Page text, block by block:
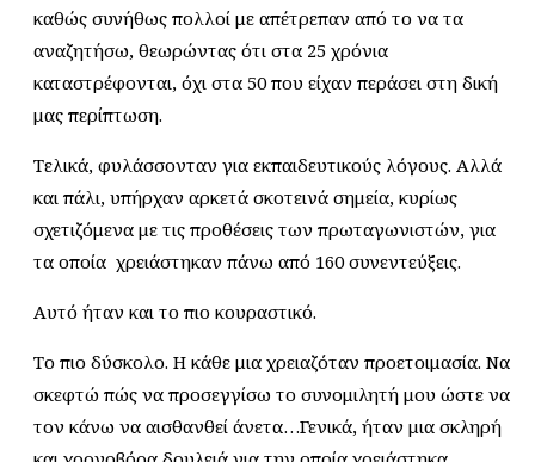
καθώς συνήθως πολλοί με απέτρεπαν από το να τα
αναζητήσω, θεωρώντας ότι στα 25 χρόνια
καταστρέφονται, όχι στα 50 που είχαν περάσει στη δική
μας περίπτωση.
Τελικά, φυλάσσονταν για εκπαιδευτικούς λόγους. Αλλά
και πάλι, υπήρχαν αρκετά σκοτεινά σημεία, κυρίως
σχετιζόμενα με τις προθέσεις των πρωταγωνιστών, για
τα οποία χρειάστηκαν πάνω από 160 συνεντεύξεις.
Αυτό ήταν και το πιο κουραστικό.
Το πιο δύσκολο. Η κάθε μια χρειαζόταν προετοιμασία. Να
σκεφτώ πώς να προσεγγίσω το συνομιλητή μου ώστε να
τον κάνω να αισθανθεί άνετα…Γενικά, ήταν μια σκληρή